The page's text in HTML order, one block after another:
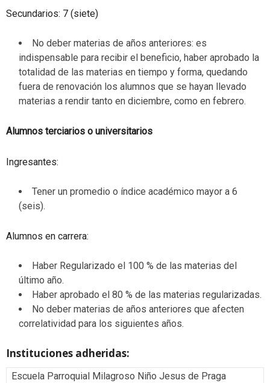
Secundarios: 7 (siete)
No deber materias de años anteriores: es
indispensable para recibir el beneficio, haber aprobado la
totalidad de las materias en tiempo y forma, quedando
fuera de renovación los alumnos que se hayan llevado
materias a rendir tanto en diciembre, como en febrero.
Alumnos terciarios o universitarios
Ingresantes:
Tener un promedio o índice académico mayor a 6
(seis).
Alumnos en carrera:
Haber Regularizado el 100 % de las materias del
último año.
Haber aprobado el 80 % de las materias regularizadas.
No deber materias de años anteriores que afecten
correlatividad para los siguientes años.
Instituciones adheridas:
Escuela Parroquial Milagroso Niño Jesus de Praga